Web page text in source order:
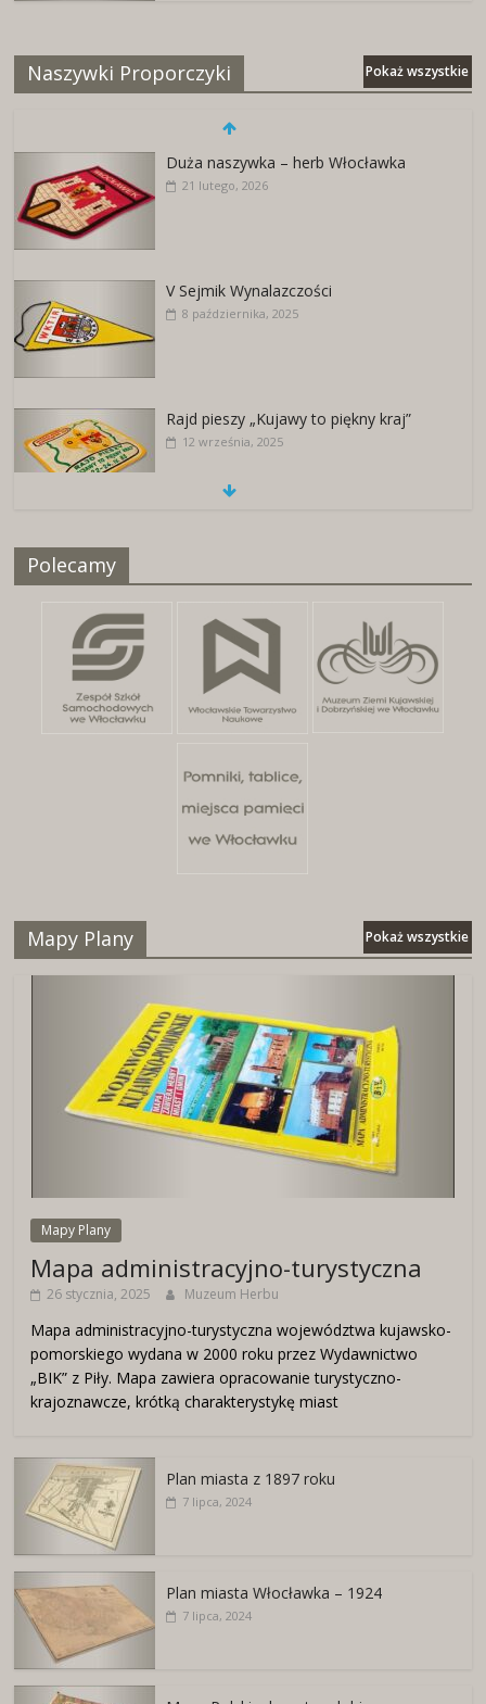
Naszywki Proporczyki Pokaż wszystkie
Duża naszywka – herb Włocławka
21 lutego, 2026
V Sejmik Wynalazczości
8 października, 2025
Rajd pieszy „Kujawy to piękny kraj”
12 września, 2025
Polecamy
Mapy Plany Pokaż wszystkie
Mapy Plany
Mapa administracyjno-turystyczna
26 stycznia, 2025 Muzeum Herbu
Mapa administracyjno-turystyczna województwa kujawsko-
pomorskiego wydana w 2000 roku przez Wydawnictwo
„BIK” z Piły. Mapa zawiera opracowanie turystyczno-
krajoznawcze, krótką charakterystykę miast
Plan miasta z 1897 roku
7 lipca, 2024
Plan miasta Włocławka – 1924
7 lipca, 2024